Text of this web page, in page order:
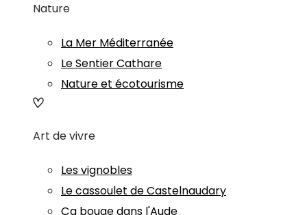
Nature
La Mer Méditerranée
Le Sentier Cathare
Nature et écotourisme
Art de vivre
Les vignobles
Le cassoulet de Castelnaudary
Ça bouge dans l'Aude